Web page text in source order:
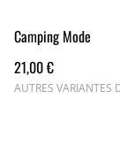
Camping Mode
21,00 €
AUTRES VARIANTES